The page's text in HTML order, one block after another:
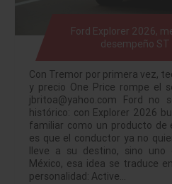
Ford Explorer 2026,
desempeño
Con Tremor por primera vez,
y precio One Price rompe el
jbritoa@yahoo.com Ford no
histórico: con Explorer 2026
familiar como un producto de
es que el conductor ya no
lleve a su destino, sino uno
México, esa idea se traduce
personalidad: Active…